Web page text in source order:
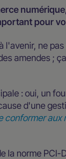
pour
l'avenir, ne
amendes ;
: oui, un
d'une
conformer aux
la norme PCI-